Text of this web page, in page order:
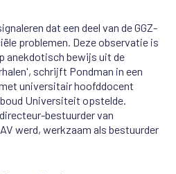
dat een deel van de GGZ-
problemen. Deze observatie is
anekdotisch bewijs uit de
schrijft Pondman in een
universitair hoofddocent
Universiteit opstelde.
bestuurder van
werd, werkzaam als bestuurder